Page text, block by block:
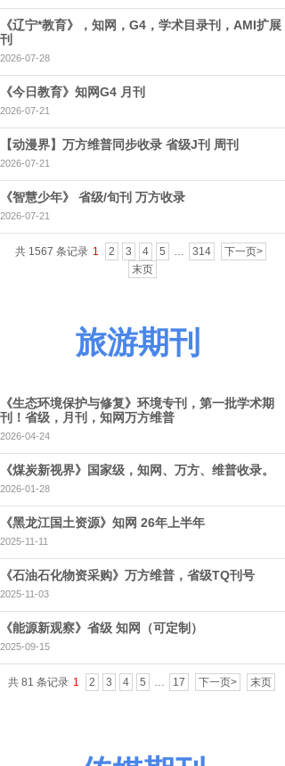
《辽宁*教育》，知网，G4，学术目录刊，AMI扩展
刊
2026-07-28
《今日教育》知网G4 月刊
2026-07-21
【动漫界】万方维普同步收录 省级J刊 周刊
2026-07-21
《智慧少年》 省级/旬刊 万方收录
2026-07-21
共 1567 条记录 1 2 3 4 5 … 314
下一页>
末页
旅游期刊
《生态环境保护与修复》环境专刊，第一批学术期
刊！省级，月刊，知网万方维普
2026-04-24
《煤炭新视界》国家级，知网、万方、维普收录。
2026-01-28
《黑龙江国土资源》知网 26年上半年
2025-11-11
《石油石化物资采购》万方维普，省级TQ刊号
2025-11-03
《能源新观察》省级 知网（可定制）
2025-09-15
共 81 条记录 1 2 3 4 5 … 17 下一页> 末页